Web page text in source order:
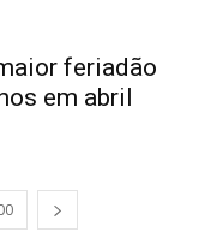
feriadão
em abril